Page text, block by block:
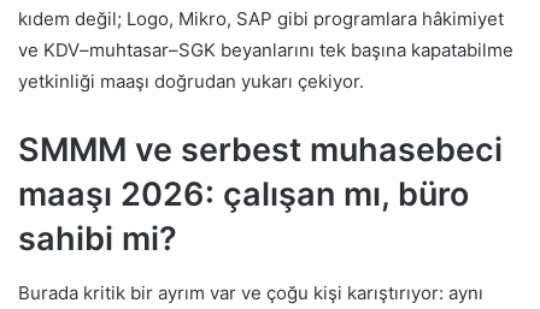
kıdem değil; Logo, Mikro, SAP gibi programlara hâkimiyet
ve KDV–muhtasar–SGK beyanlarını tek başına kapatabilme
yetkinliği maaşı doğrudan yukarı çekiyor.
SMMM ve serbest muhasebeci
maaşı 2026: çalışan mı, büro
sahibi mi?
Burada kritik bir ayrım var ve çoğu kişi karıştırıyor: aynı